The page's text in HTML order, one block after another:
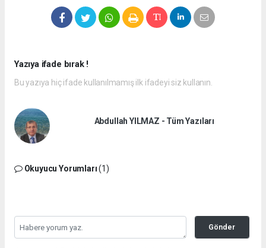
Yazıya ifade bırak !
Bu yazıya hiç ifade kullanılmamış ilk ifadeyi siz kullanın.
Abdullah YILMAZ - Tüm Yazıları
Okuyucu Yorumları(1)
Gönder